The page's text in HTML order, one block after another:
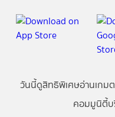
วันนี้ดูสิทธิพิเศษอ่านเกม
คอมมูนิตี้